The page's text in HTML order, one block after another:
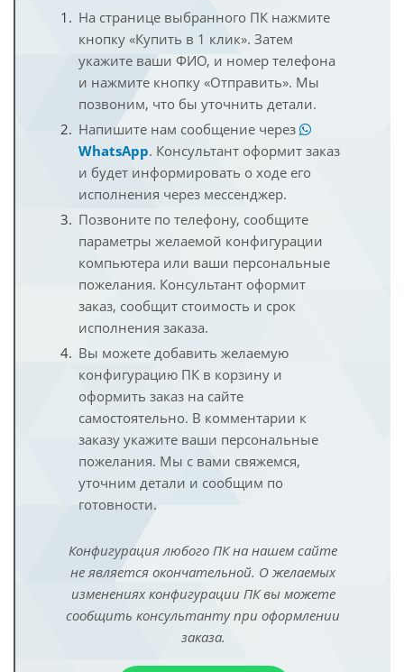
На странице выбранного ПК нажмите
кнопку «Купить в 1 клик». Затем
укажите ваши ФИО, и номер телефона
и нажмите кнопку «Отправить». Мы
позвоним, что бы уточнить детали.
Напишите нам сообщение через
WhatsApp. Консультант оформит заказ
и будет информировать о ходе его
исполнения через мессенджер.
Позвоните по телефону, сообщите
параметры желаемой конфигурации
компьютера или ваши персональные
пожелания. Консультант оформит
заказ, сообщит стоимость и срок
исполнения заказа.
Вы можете добавить желаемую
конфигурацию ПК в корзину и
оформить заказ на сайте
самостоятельно. В комментарии к
заказу укажите ваши персональные
пожелания. Мы с вами свяжемся,
уточним детали и сообщим по
готовности.
Конфигурация любого ПК на нашем сайте
не является окончательной. О желаемых
изменениях конфигурации ПК вы можете
сообщить консультанту при оформлении
заказа.